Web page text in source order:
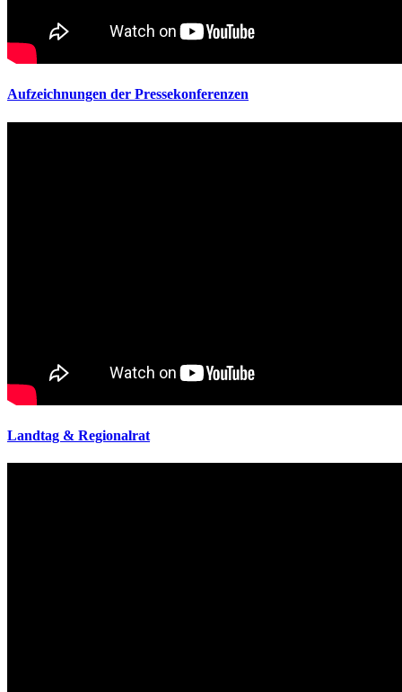
Aufzeichnungen der Pressekonferenzen
Landtag & Regionalrat